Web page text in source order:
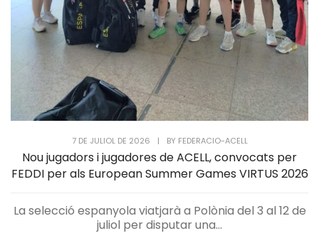
7 DE JULIOL DE 2026 | BY FEDERACIO-ACELL
Nou jugadors i jugadores de ACELL, convocats per
FEDDI per als European Summer Games VIRTUS 2026
La selecció espanyola viatjarà a Polònia del 3 al 12 de
juliol per disputar una...